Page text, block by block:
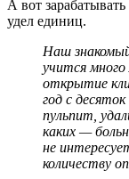
А вот
удел единиц.
Наш
учится
открытие
год с
пульпит,
каких —
не
количеству